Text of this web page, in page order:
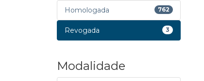
Homologada 762
Revogada 3
Modalidade